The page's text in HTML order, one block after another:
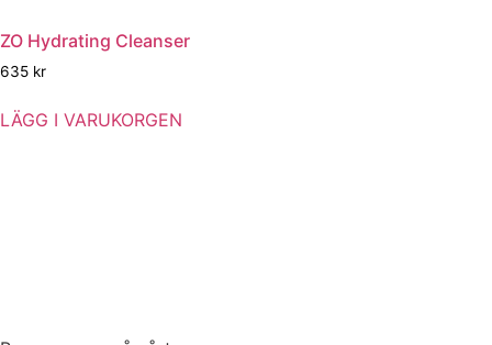
ZO Hydrating Cleanser
635 kr
LÄGG I VARUKORGEN